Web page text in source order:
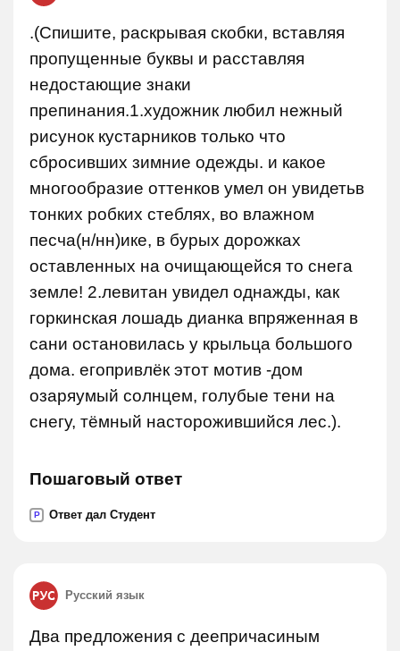
.(Спишите, раскрывая скобки, вставляя
пропущенные буквы и расставляя
недостающие знаки
препинания.1.художник любил нежный
рисунок кустарников только что
сбросивших зимние одежды. и какое
многообразие оттенков умел он увидетьв
тонких робких стеблях, во влажном
песча(н/нн)ике, в бурых дорожках
оставленных на очищающейся то снега
земле! 2.левитан увидел однажды, как
горкинская лошадь дианка впряженная в
сани остановилась у крыльца большого
дома. егопривлёк этот мотив -дом
озаряумый солнцем, голубые тени на
снегу, тёмный насторожившийся лес.).
Пошаговый ответ
P Ответ дал Студент
Русский язык
Два предложения с деепричасиным